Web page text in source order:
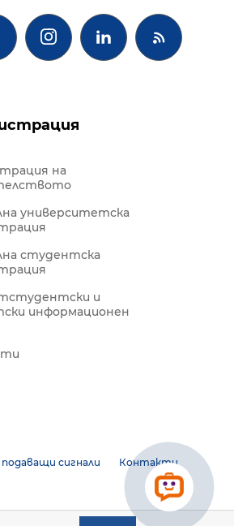

на
университетска
студентска
и
информационен
сигнали Контакти